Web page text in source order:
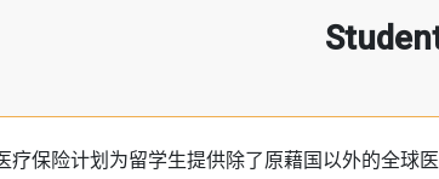
疗保险计划 为留学生提供除了原藉国以外的全球